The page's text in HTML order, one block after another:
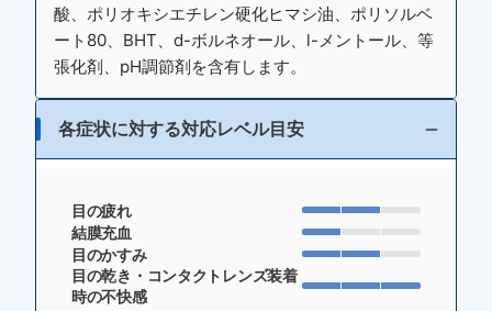
酸、ポリオキシエチレン硬化ヒマシ油、ポリソルベ
ート80、BHT、d-ボルネオール、l-メントール、等
張化剤、pH調節剤を含有します。
各症状に対する対応レベル目安
目の疲れ
結膜充血
目のかすみ
目の乾き・コンタクトレンズ装着
時の不快感